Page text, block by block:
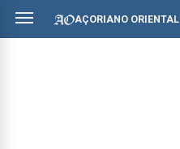
AÇORIANO ORIENTAL